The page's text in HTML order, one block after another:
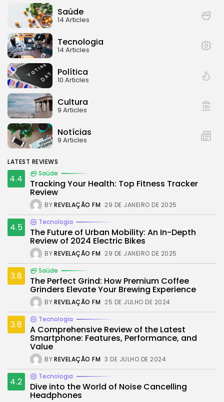
Saúde
14 Articles
Tecnologia
14 Articles
Política
10 Articles
Cultura
9 Articles
Notícias
9 Articles
LATEST REVIEWS
4.4 Saúde
Tracking Your Health: Top Fitness Tracker
Review
BYREVELAÇÃO FM 29 DE JANEIRO DE 2025
4.5 Tecnologia
The Future of Urban Mobility: An In-Depth
Review of 2024 Electric Bikes
BYREVELAÇÃO FM 29 DE JANEIRO DE 2025
3.8 Saúde
The Perfect Grind: How Premium Coffee
Grinders Elevate Your Brewing Experience
BYREVELAÇÃO FM 25 DE JULHO DE 2024
3.8 Tecnologia
A Comprehensive Review of the Latest
Smartphone: Features, Performance, and
Value
BYREVELAÇÃO FM 3 DE JULHO DE 2024
4.2 Tecnologia
Dive into the World of Noise Cancelling
Headphones